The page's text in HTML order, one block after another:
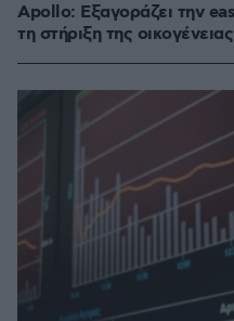
Apollo: Εξαγοράζει την
τη στήριξη της